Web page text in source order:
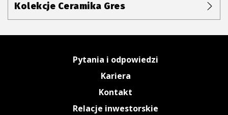
Kolekcje Ceramika Gres
Pytania i odpowiedzi
Kariera
Kontakt
Relacje inwestorskie